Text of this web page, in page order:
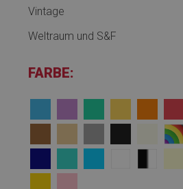
Vintage
Weltraum und S&F
FARBE: